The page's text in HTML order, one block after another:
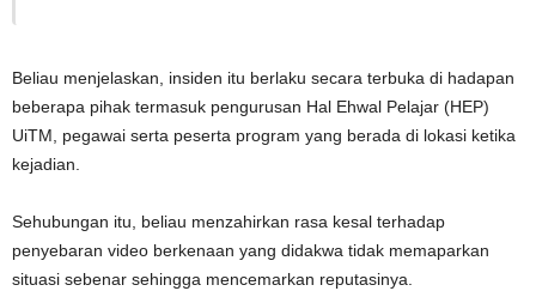
Beliau menjelaskan, insiden itu berlaku secara terbuka di hadapan
beberapa pihak termasuk pengurusan Hal Ehwal Pelajar (HEP)
UiTM, pegawai serta peserta program yang berada di lokasi ketika
kejadian.
Sehubungan itu, beliau menzahirkan rasa kesal terhadap
penyebaran video berkenaan yang didakwa tidak memaparkan
situasi sebenar sehingga mencemarkan reputasinya.